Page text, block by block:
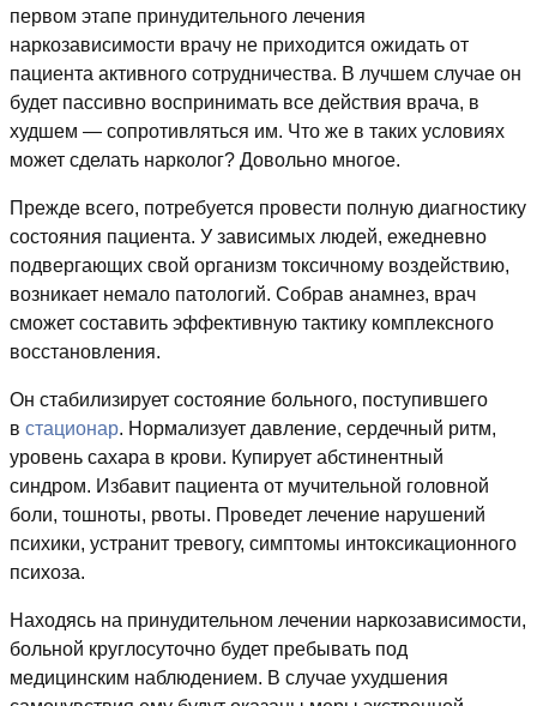
первом этапе принудительного лечения
наркозависимости врачу не приходится ожидать от
пациента активного сотрудничества. В лучшем случае он
будет пассивно воспринимать все действия врача, в
худшем — сопротивляться им. Что же в таких условиях
может сделать нарколог? Довольно многое.
Прежде всего, потребуется провести полную диагностику
состояния пациента. У зависимых людей, ежедневно
подвергающих свой организм токсичному воздействию,
возникает немало патологий. Собрав анамнез, врач
сможет составить эффективную тактику комплексного
восстановления.
Он стабилизирует состояние больного, поступившего
в стационар. Нормализует давление, сердечный ритм,
уровень сахара в крови. Купирует абстинентный
синдром. Избавит пациента от мучительной головной
боли, тошноты, рвоты. Проведет лечение нарушений
психики, устранит тревогу, симптомы интоксикационного
психоза.
Находясь на принудительном лечении наркозависимости,
больной круглосуточно будет пребывать под
медицинским наблюдением. В случае ухудшения